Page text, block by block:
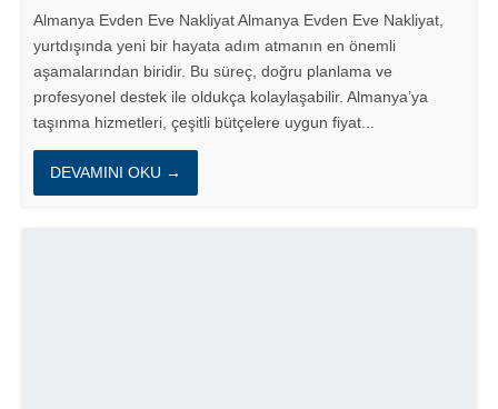
Almanya Evden Eve Nakliyat Almanya Evden Eve Nakliyat,
yurtdışında yeni bir hayata adım atmanın en önemli
aşamalarından biridir. Bu süreç, doğru planlama ve
profesyonel destek ile oldukça kolaylaşabilir. Almanya’ya
taşınma hizmetleri, çeşitli bütçelere uygun fiyat...
DEVAMINI OKU →